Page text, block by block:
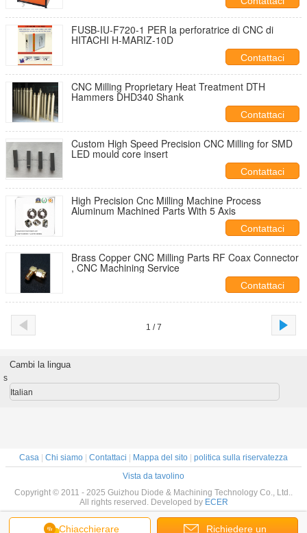
FUSB-IU-F720-1 PER la perforatrice di CNC di
HITACHI H-MARIZ-10D
Contattaci
CNC Milling Proprietary Heat Treatment DTH
Hammers DHD340 Shank
Contattaci
Custom High Speed Precision CNC Milling for SMD
LED mould core insert
Contattaci
High Precision Cnc Milling Machine Process
Aluminum Machined Parts With 5 Axis
Contattaci
Brass Copper CNC Milling Parts RF Coax Connector
, CNC Machining Service
Contattaci
1 / 7
Chiacchierare Richiedere un
Cambi la lingua
s
Italian
Casa Chi siamo Contattaci Mappa del sito
politica sulla riservatezza
Vista da tavolino
Copyright © 2011 - 2025 Guizhou Diode & Machining Technology Co., Ltd..
All rights reserved. Developed by ECER